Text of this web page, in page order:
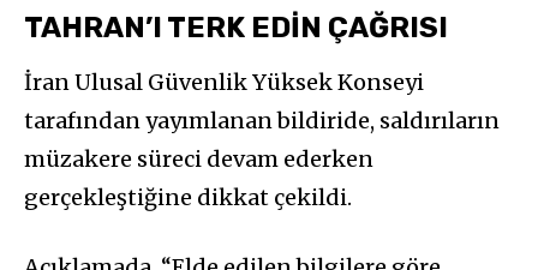
TAHRAN’I TERK EDİN ÇAĞRISI
İran Ulusal Güvenlik Yüksek Konseyi
tarafından yayımlanan bildiride, saldırıların
müzakere süreci devam ederken
gerçekleştiğine dikkat çekildi.